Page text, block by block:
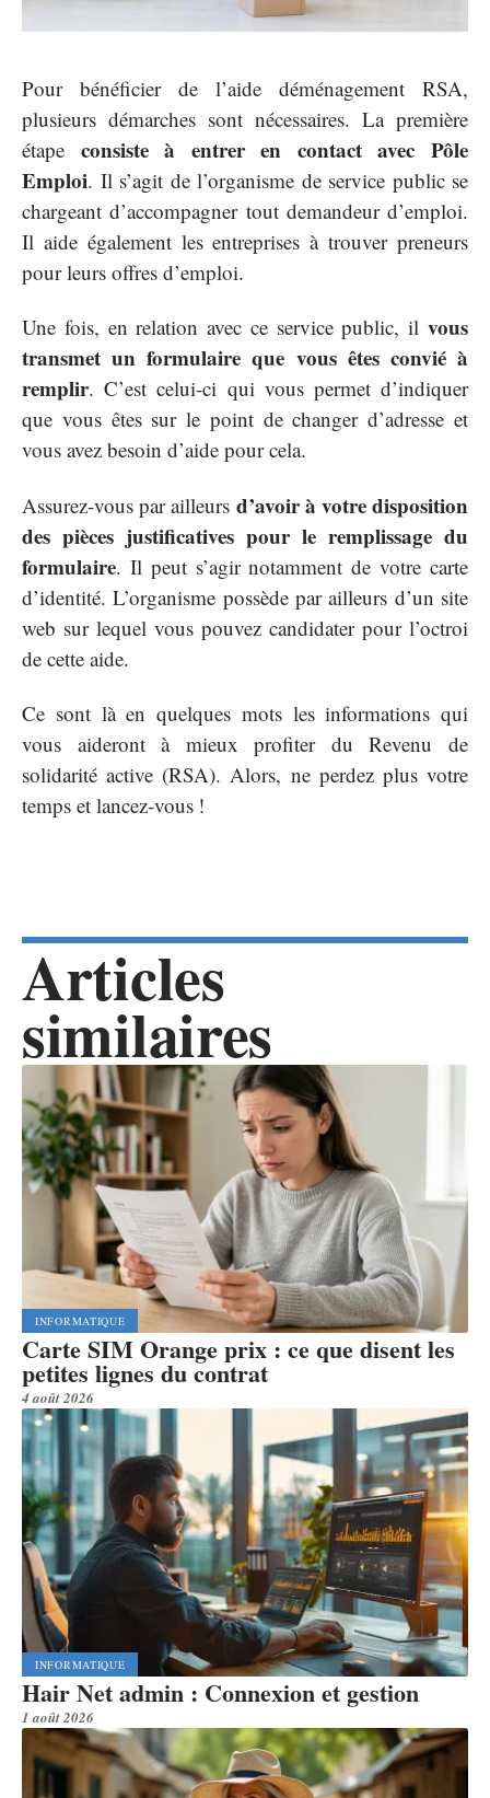
Pour bénéficier de l’aide déménagement RSA,
plusieurs démarches sont nécessaires. La première
étape consiste à entrer en contact avec Pôle
Emploi. Il s’agit de l’organisme de service public se
chargeant d’accompagner tout demandeur d’emploi.
Il aide également les entreprises à trouver preneurs
pour leurs offres d’emploi.
Une fois, en relation avec ce service public, il vous
transmet un formulaire que vous êtes convié à
remplir. C’est celui-ci qui vous permet d’indiquer
que vous êtes sur le point de changer d’adresse et
vous avez besoin d’aide pour cela.
Assurez-vous par ailleurs d’avoir à votre disposition
des pièces justificatives pour le remplissage du
formulaire. Il peut s’agir notamment de votre carte
d’identité. L’organisme possède par ailleurs d’un site
web sur lequel vous pouvez candidater pour l’octroi
de cette aide.
Ce sont là en quelques mots les informations qui
vous aideront à mieux profiter du Revenu de
solidarité active (RSA). Alors, ne perdez plus votre
temps et lancez-vous !
Articles
similaires
INFORMATIQUE
Carte SIM Orange prix : ce que disent les
petites lignes du contrat
4 août 2026
INFORMATIQUE
Hair Net admin : Connexion et gestion
1 août 2026